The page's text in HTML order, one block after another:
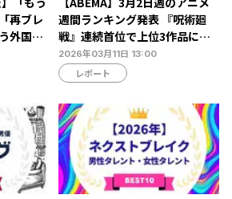
再ブレ
外国人
ー・
ーらが
】
週間ランキング発表 『呪術廻
戦』連続首位で上位3作品に変
動なし
2026年03月11日 13:00
レポート